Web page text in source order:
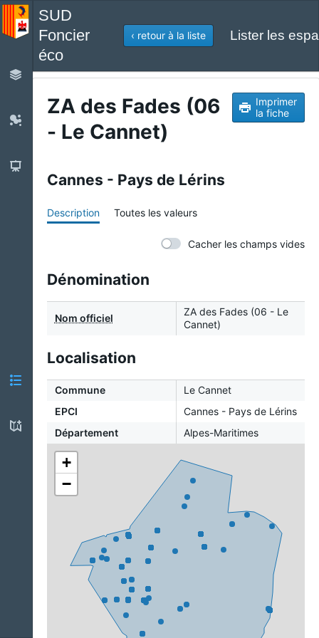
SUD
Foncier
éco
‹ retour à la liste Lister les
ZA des Fades (06
- Le Cannet)
Imprimer
la fiche
Cannes - Pays de Lérins
Description Toutes les valeurs
Cacher les champs vides
Dénomination
Nom officiel
ZA des Fades (06 - Le
Cannet)
Localisation
Commune
Le Cannet
EPCI
Cannes - Pays de Lérins
Département
Alpes-Maritimes
+
−